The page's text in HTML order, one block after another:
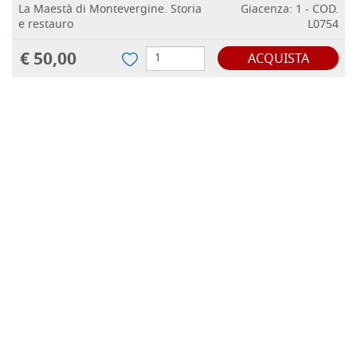
La Maestà di Montevergine. Storia
e restauro
Giacenza: 1 - COD.
L0754
€ 50,00 ACQUISTA